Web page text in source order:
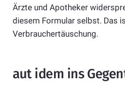
Ärzte und Apotheker
diesem Formular selbst. Das
Verbrauchertäuschung.
aut idem ins